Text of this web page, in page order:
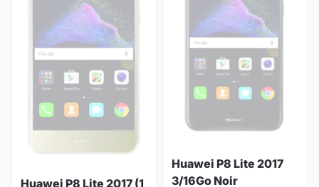
Huawei P8 Lite 2017 (1
Huawei P8 Lite 2017
3/16Go Noir